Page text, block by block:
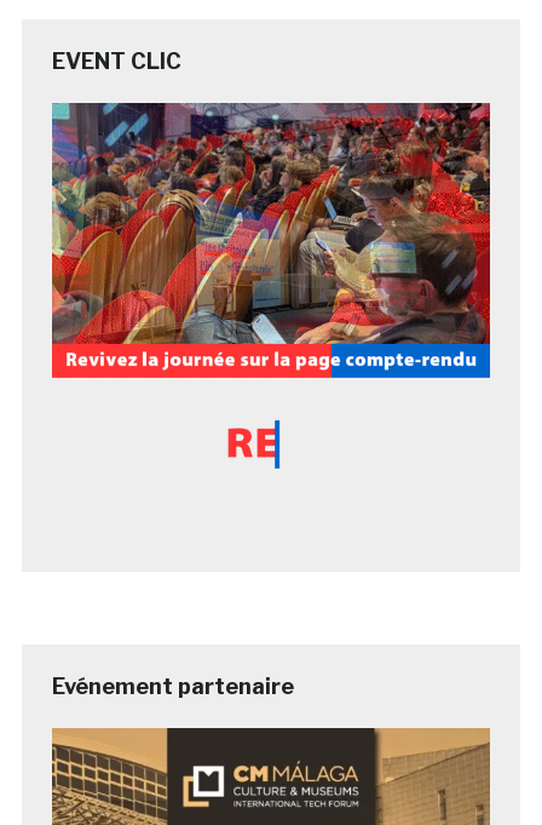
EVENT CLIC
Evénement partenaire